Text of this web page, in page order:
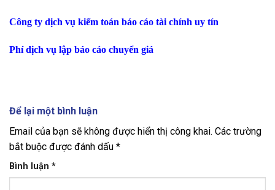
Công ty dịch vụ kiểm toán báo cáo tài chính uy tín
Phí dịch vụ lập báo cáo chuyển giá
Để lại một bình luận
Email của bạn sẽ không được hiển thị công khai. Các trường
bắt buộc được đánh dấu *
Bình luận *